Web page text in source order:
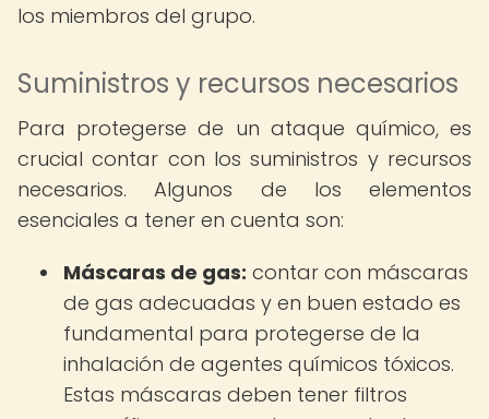
los miembros del grupo.
Suministros y recursos necesarios
Para protegerse de un ataque químico, es
crucial contar con los suministros y recursos
necesarios. Algunos de los elementos
esenciales a tener en cuenta son:
Máscaras de gas: contar con máscaras
de gas adecuadas y en buen estado es
fundamental para protegerse de la
inhalación de agentes químicos tóxicos.
Estas máscaras deben tener filtros